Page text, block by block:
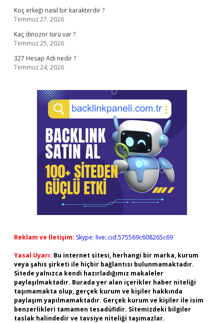
Koç erkeği nasıl bir karakterdir ?
Temmuz 27, 2026
Kaç dinozor türü var ?
Temmuz 25, 2026
327 Hesap Adı nedir ?
Temmuz 24, 2026
Reklam ve İletişim: Skype: live:.cid.575569c608265c69
Yasal Uyarı: Bu internet sitesi, herhangi bir marka, kurum
veya şahıs şirketi ile hiçbir bağlantısı bulunmamaktadır.
Sitede yalnızca kendi hazırladığımız makaleler
paylaşılmaktadır. Burada yer alan içerikler haber niteliği
taşımamakta olup, gerçek kurum ve kişiler hakkında
paylaşım yapılmamaktadır. Gerçek kurum ve kişiler ile isim
benzerlikleri tamamen tesadüfidir. Sitemizdeki bilgiler
taslak halindedir ve tavsiye niteliği taşımazlar.